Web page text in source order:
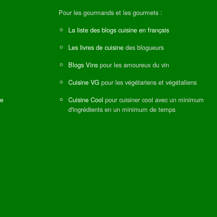
Pour les gourmands et les gourmets :
La liste des blogs cuisine en français
Les livres de cuisine des blogueurs
Blogs Vins pour les amoureux du vin
Cuisine VG pour les végétariens et végétaliens
Cuisine Cool pour cuisiner cool avec un minimum
d'ingrédients en un minimum de temps